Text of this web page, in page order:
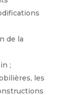
de la
;
les